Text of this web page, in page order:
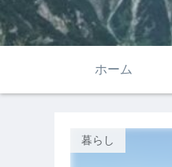
ホーム
暮らし